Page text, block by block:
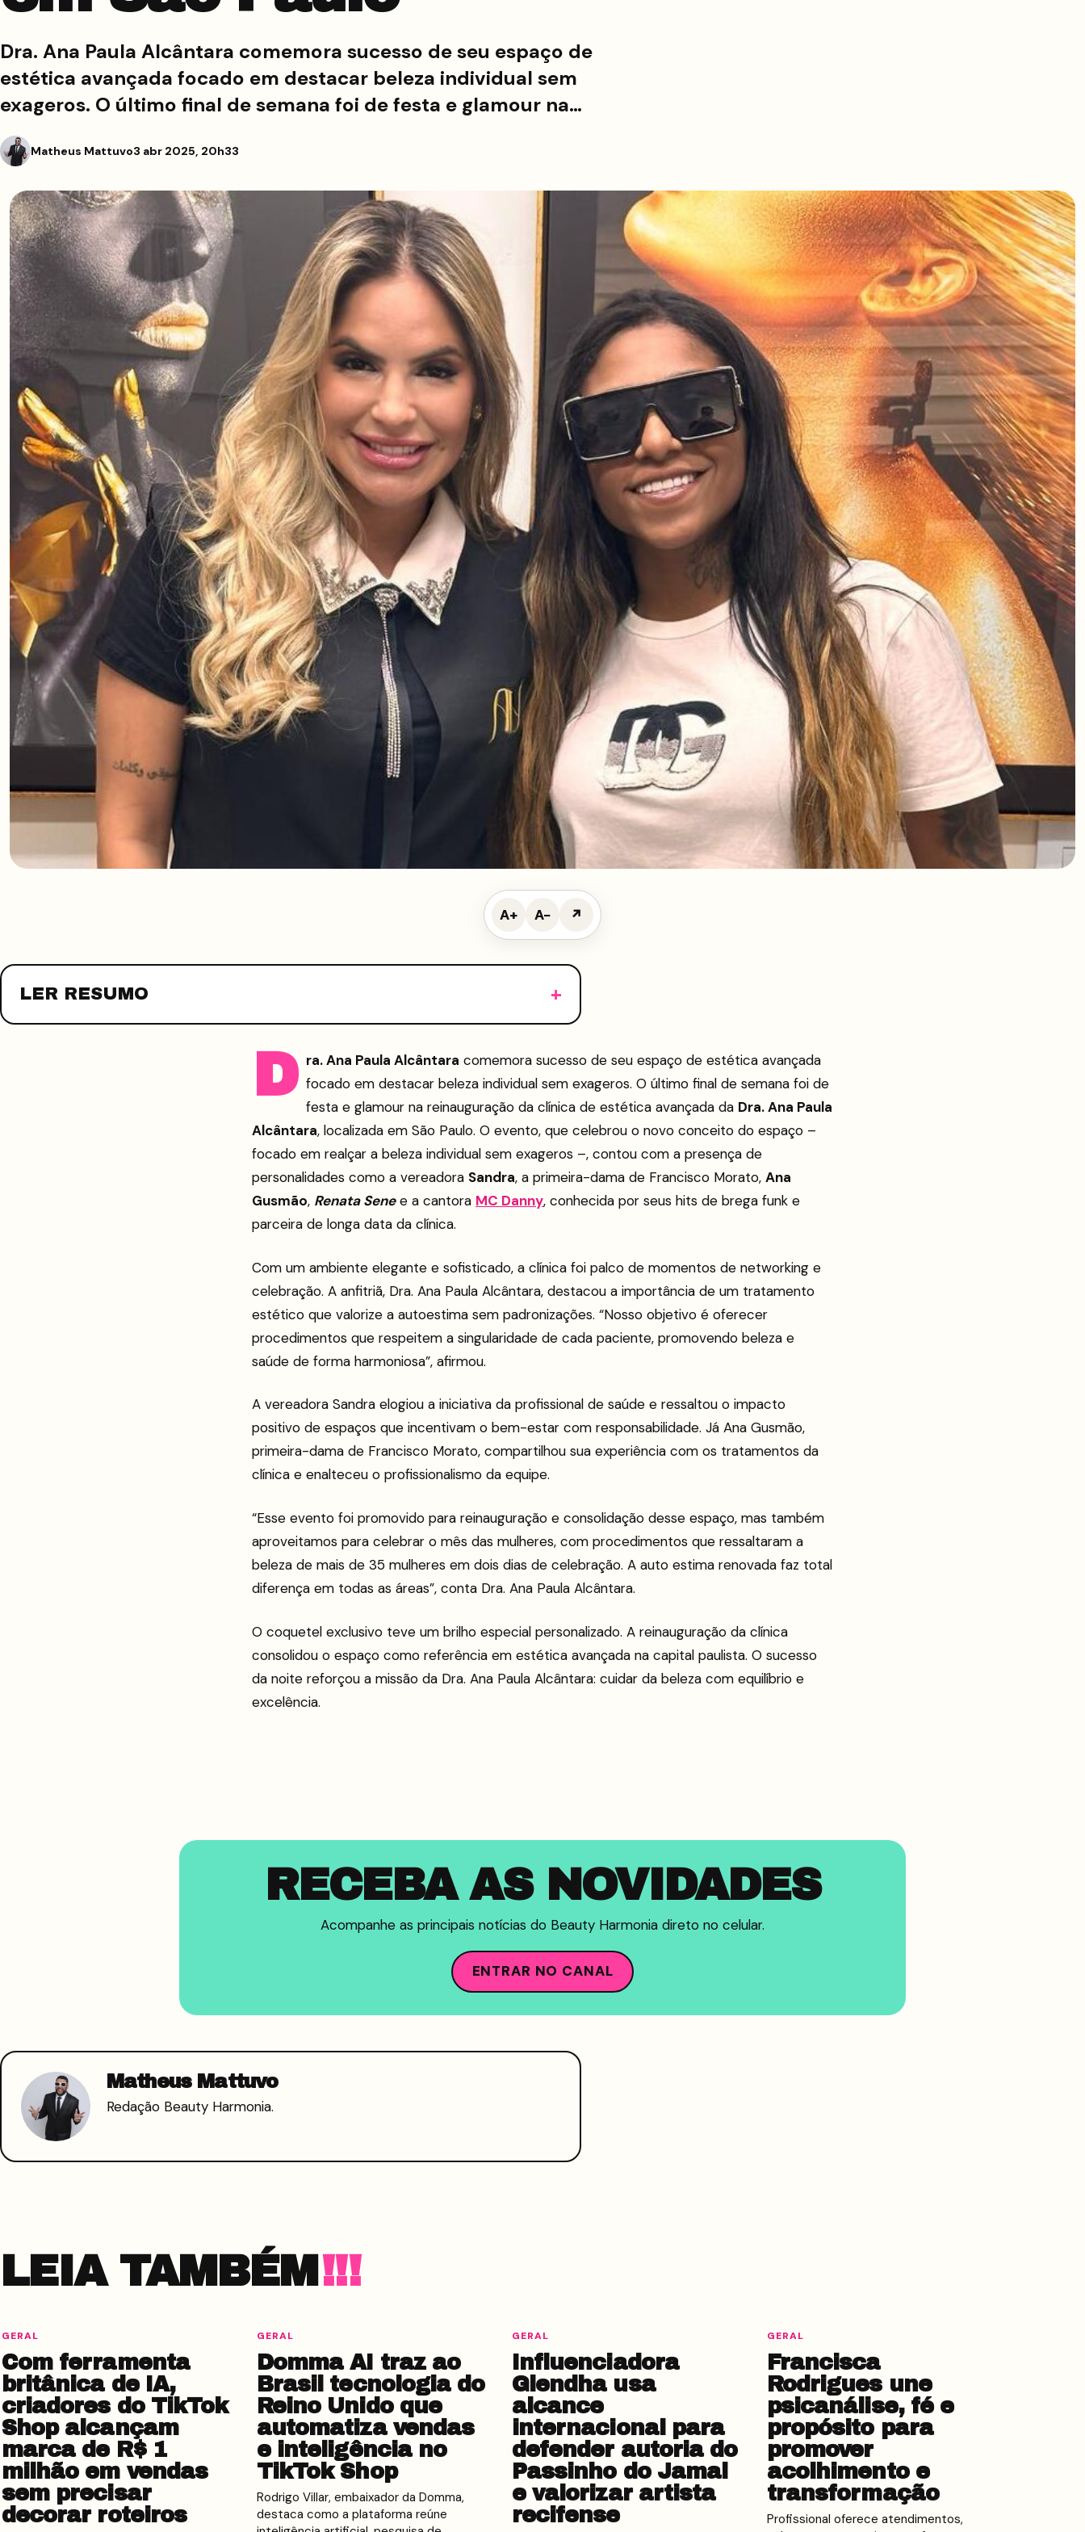
Dra. Ana Paula Alcântara comemora sucesso de seu espaço de
estética avançada focado em destacar beleza individual sem
exageros. O último final de semana foi de festa e glamour na…
Matheus Mattuvo3 abr 2025, 20h33
A+ A− ↗
LER RESUMO
D ra. Ana Paula Alcântara comemora sucesso de seu espaço de estética avançada
focado em destacar beleza individual sem exageros. O último final de semana foi de
festa e glamour na reinauguração da clínica de estética avançada da Dra. Ana Paula
Alcântara, localizada em São Paulo. O evento, que celebrou o novo conceito do espaço –
focado em realçar a beleza individual sem exageros –, contou com a presença de
personalidades como a vereadora Sandra, a primeira-dama de Francisco Morato, Ana
Gusmão, Renata Senee a cantora MC Danny, conhecida por seus hits de brega funk e
parceira de longa data da clínica.
Com um ambiente elegante e sofisticado, a clínica foi palco de momentos de networking e
celebração. A anfitriã, Dra. Ana Paula Alcântara, destacou a importância de um tratamento
estético que valorize a autoestima sem padronizações. “Nosso objetivo é oferecer
procedimentos que respeitem a singularidade de cada paciente, promovendo beleza e
saúde de forma harmoniosa”, afirmou.
A vereadora Sandra elogiou a iniciativa da profissional de saúde e ressaltou o impacto
positivo de espaços que incentivam o bem-estar com responsabilidade. Já Ana Gusmão,
primeira-dama de Francisco Morato, compartilhou sua experiência com os tratamentos da
clínica e enalteceu o profissionalismo da equipe.
“Esse evento foi promovido para reinauguração e consolidação desse espaço, mas também
aproveitamos para celebrar o mês das mulheres, com procedimentos que ressaltaram a
beleza de mais de 35 mulheres em dois dias de celebração. A auto estima renovada faz total
diferença em todas as áreas”, conta Dra. Ana Paula Alcântara.
O coquetel exclusivo teve um brilho especial personalizado. A reinauguração da clínica
consolidou o espaço como referência em estética avançada na capital paulista. O sucesso
da noite reforçou a missão da Dra. Ana Paula Alcântara: cuidar da beleza com equilíbrio e
excelência.
RECEBA AS NOVIDADES
Acompanhe as principais notícias do Beauty Harmonia direto no celular.
ENTRAR NO CANAL
Matheus Mattuvo
Redação Beauty Harmonia.
LEIA TAMBÉM
GERAL
Com ferramenta
britânica de IA,
criadores do TikTok
Shop alcançam
marca de R$ 1
milhão em vendas
sem precisar
decorar roteiros
GERAL
Domma AI traz ao
Brasil tecnologia do
Reino Unido que
automatiza vendas
e inteligência no
TikTok Shop
Rodrigo Villar, embaixador da Domma,
destaca como a plataforma reúne
GERAL
Influenciadora
Glendha usa
alcance
internacional para
defender autoria do
Passinho do Jamal
e valorizar artista
recifense
GERAL
Francisca
Rodrigues une
psicanálise, fé e
propósito para
promover
acolhimento e
transformação
Profissional oferece atendimentos,